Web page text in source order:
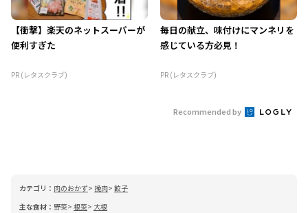
【衝撃】楽天のネットスーパーが
便利すぎた
PR (レタスクラブ)
毎日の献立、味付けにマンネリを
感じている方必見！
PR (レタスクラブ)
Recommended by
カテゴリ： 肉のおかず 挽肉 餃子
主な食材： 野菜 根菜
大根